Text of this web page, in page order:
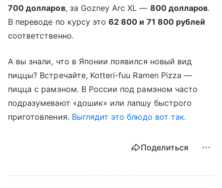
700 долларов, за Gozney Arc XL — 800 долларов.
В переводе по курсу это62 800 и 71 800 рублей
соответственно.
А вы знали, что в Японии появился новый вид
пиццы? Встречайте, Kotteri-fuu Ramen Pizza —
пицца с рамэном. В России под рамэном часто
подразумевают «дошик» или лапшу быстрого
приготовления. Выглядит это блюдо вот так.
Поделиться